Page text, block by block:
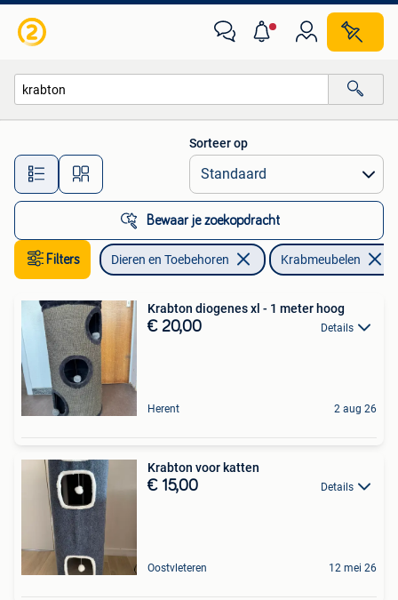
Alle afstanden…
Sorteer op
Bewaar je zoekopdracht
Filters Dieren en Toebehoren Krabmeubelen
Krabton diogenes xl - 1 meter hoog
€ 20,00 Details
Herent 2 aug 26
Krabton voor katten
€ 15,00 Details
Oostvleteren 12 mei 26